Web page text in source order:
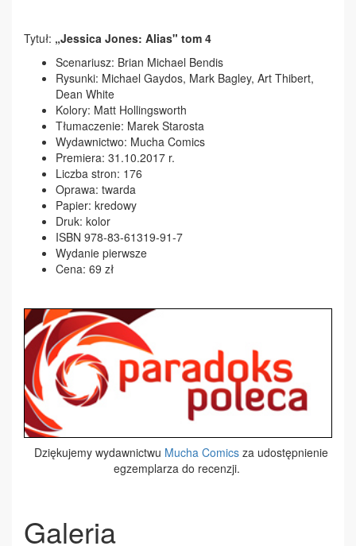
Tytuł: „Jessica Jones: Alias" tom 4
Scenariusz: Brian Michael Bendis
Rysunki: Michael Gaydos, Mark Bagley, Art Thibert,
Dean White
Kolory: Matt Hollingsworth
Tłumaczenie: Marek Starosta
Wydawnictwo: Mucha Comics
Premiera: 31.10.2017 r.
Liczba stron: 176
Oprawa: twarda
Papier: kredowy
Druk: kolor
ISBN 978-83-61319-91-7
Wydanie pierwsze
Cena: 69 zł
Dziękujemy wydawnictwu Mucha Comics za udostępnienie
egzemplarza do recenzji.
Galeria